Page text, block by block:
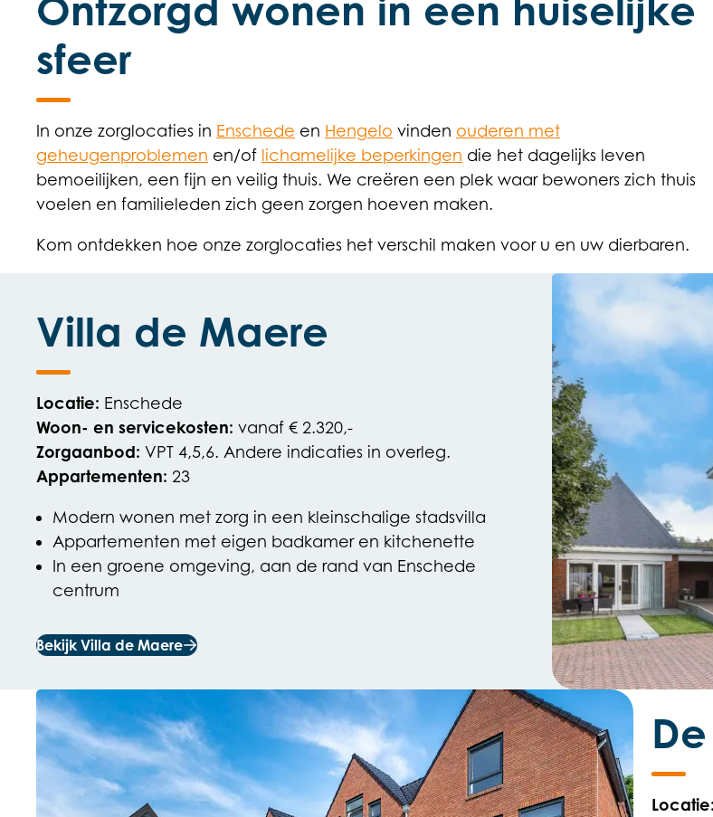
Ontzorgd wonen in een huiselijke
sfeer
In onze zorglocaties in Enschede en Hengelo vinden ouderen met
geheugenproblemen en/of lichamelijke beperkingen die het dagelijks leven
bemoeilijken, een fijn en veilig thuis. We creëren een plek waar bewoners zich thuis
voelen en familieleden zich geen zorgen hoeven maken.
Kom ontdekken hoe onze zorglocaties het verschil maken voor u en uw dierbaren.
Villa de Maere
Locatie: Enschede
Woon- en servicekosten: vanaf € 2.320,-
Zorgaanbod: VPT 4,5,6. Andere indicaties in overleg.
Appartementen: 23
Modern wonen met zorg in een kleinschalige stadsvilla
Appartementen met eigen badkamer en kitchenette
In een groene omgeving, aan de rand van Enschede
centrum
Bekijk Villa de Maere
Locatie: